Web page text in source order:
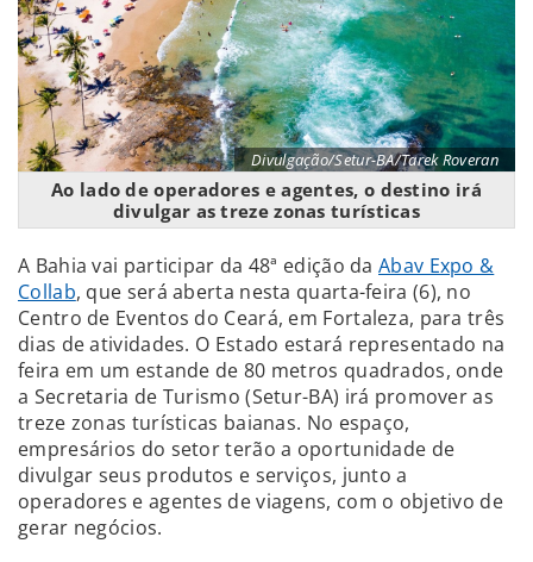
Divulgação/Setur-BA/Tarek Roveran
Ao lado de operadores e agentes, o destino irá
divulgar as treze zonas turísticas
A Bahia vai participar da 48ª edição da Abav Expo &
Collab, que será aberta nesta quarta-feira (6), no
Centro de Eventos do Ceará, em Fortaleza, para três
dias de atividades. O Estado estará representado na
feira em um estande de 80 metros quadrados, onde
a Secretaria de Turismo (Setur-BA) irá promover as
treze zonas turísticas baianas. No espaço,
empresários do setor terão a oportunidade de
divulgar seus produtos e serviços, junto a
operadores e agentes de viagens, com o objetivo de
gerar negócios.